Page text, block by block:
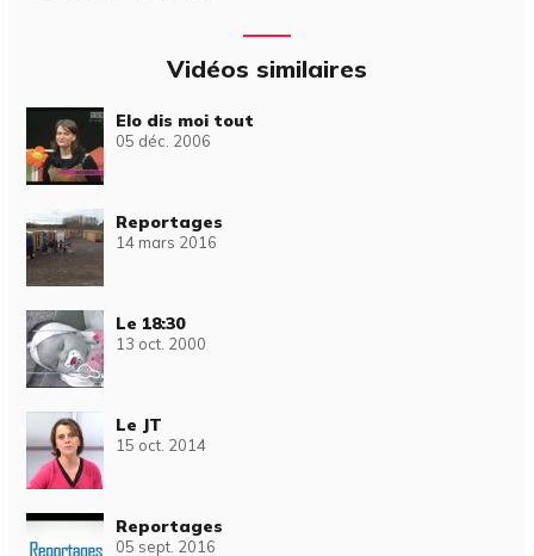
Vidéos similaires
Elo dis moi tout
05 déc. 2006
Reportages
14 mars 2016
Le 18:30
13 oct. 2000
Le JT
15 oct. 2014
Reportages
05 sept. 2016